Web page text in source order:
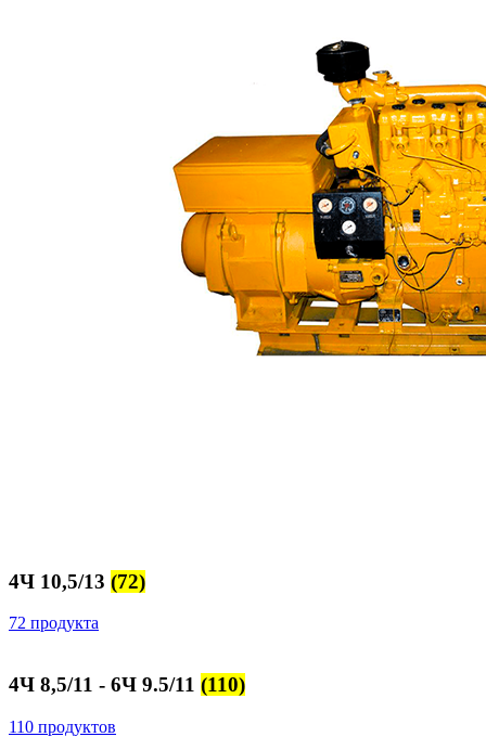
4Ч 10,5/13 (72)
72 продукта
4Ч 8,5/11 - 6Ч 9.5/11 (110)
110 продуктов